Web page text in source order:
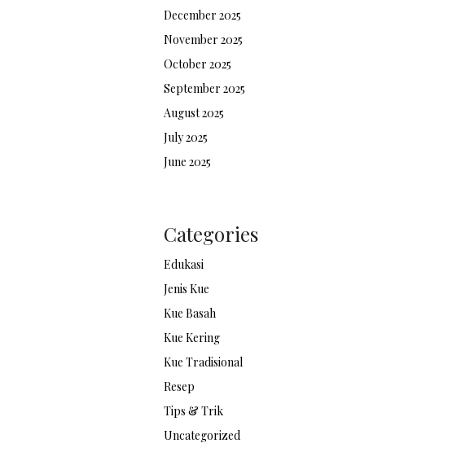
December 2025
November 2025
October 2025
September 2025
August 2025
July 2025
June 2025
Categories
Edukasi
Jenis Kue
Kue Basah
Kue Kering
Kue Tradisional
Resep
Tips & Trik
Uncategorized